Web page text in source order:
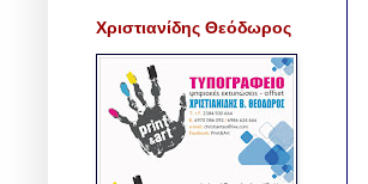
Χριστιανίδης Θεόδωρος